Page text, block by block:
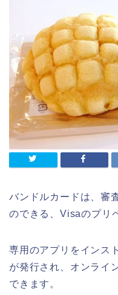
バンドルカードは、審
のできる、Visaのプリ
専用のアプリをインス
が発行され、オンライ
できます。